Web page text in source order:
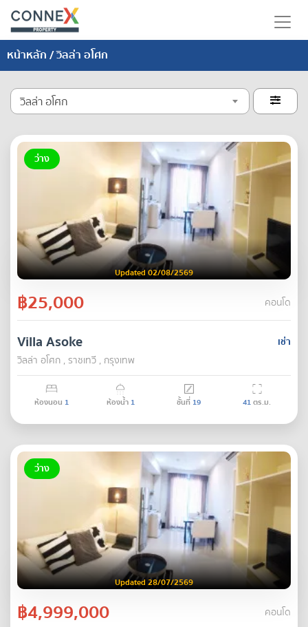
หน้าหลัก/ วิลล่า อโศก
วิลล่า อโศก 
ว่าง
Updated 02/08/2569
฿25,000 คอนโด
เช่า
Villa Asoke
วิลล่า อโศก , ราชเทวี , กรุงเทพ
ห้องนอน 1 ห้องน้ำ 1 ชั้นที่ 19 41ตร.ม.
ว่าง
Updated 28/07/2569
฿4,999,000 คอนโด